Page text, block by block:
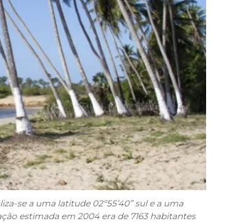
se a uma latitude 02º55’40” sul e a uma
estimada em 2004 era de 7163 habitantes